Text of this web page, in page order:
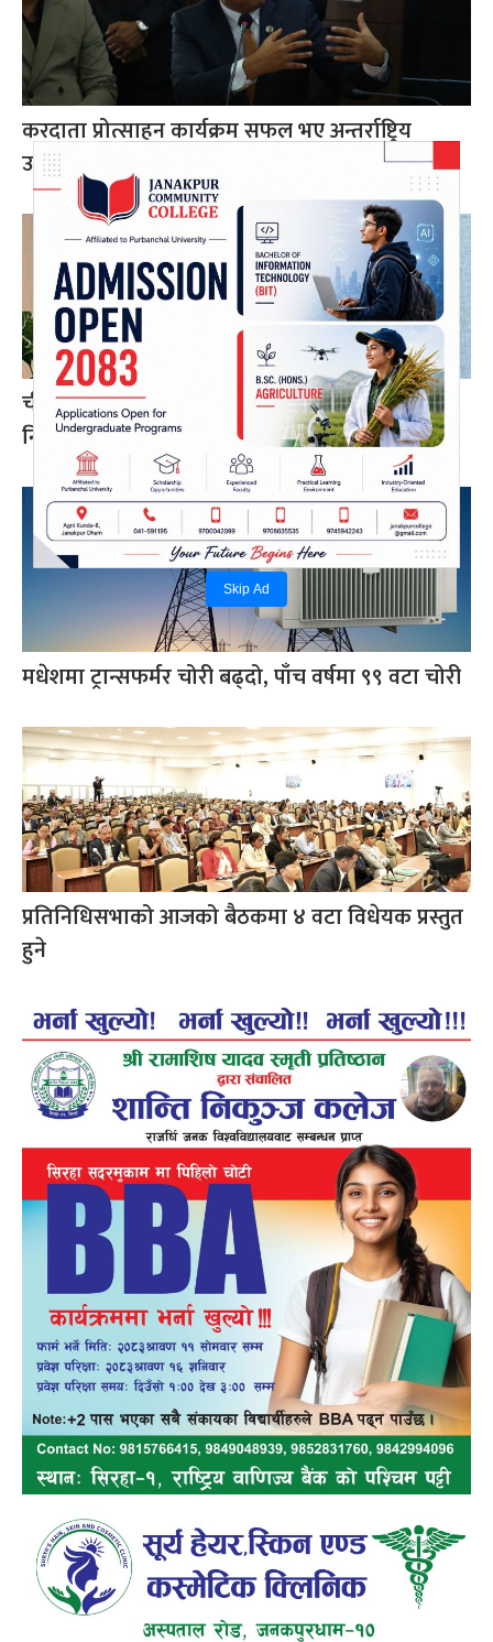
Skip Ad
करदाता प्रोत्साहन कार्यक्रम सफल भए अन्तर्राष्ट्रिय
उदाहरण बन्न सक्छ: अर्थमन्त्री डा. वाग्ले
चीन–दक्षिण एसिया सहकार्यमा नेपालले पुलको भूमिका
निर्वाह गर्न सक्छ: परराष्ट्रमन्त्री खनाल
मधेशमा ट्रान्सफर्मर चोरी बढ्दो, पाँच वर्षमा ९९ वटा चोरी
प्रतिनिधिसभाको आजको बैठकमा ४ वटा विधेयक प्रस्तुत
हुने